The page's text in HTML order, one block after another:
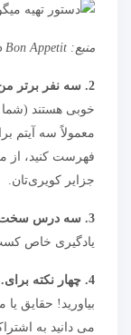
منبع: Bon Appetit در اینستاگرام
2. سه نفر برتر من…
خوبی هستند (شما
معمولاً سه آیتم
فهرست کنید، از
جزایر کویری‌تان.
3. سه درس سخت که یاد گرفتم…
یادگیری خاص
4. چهار نکته برای…
بیاورید! حقایق
می دانید به